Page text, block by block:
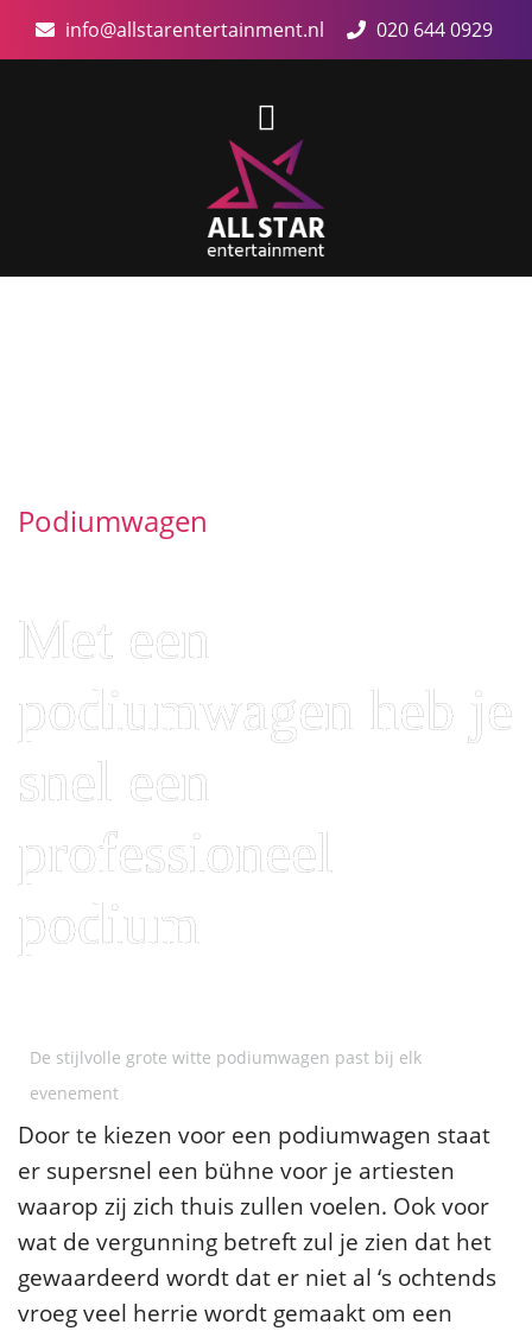
info@allstarentertainment.nl 020 644 0929
Podiumwagen
Met een
podiumwagen heb je
snel een
professioneel
podium
De stijlvolle grote witte podiumwagen past bij elk
evenement
Door te kiezen voor een podiumwagen staat
er supersnel een bühne voor je artiesten
waarop zij zich thuis zullen voelen. Ook voor
wat de vergunning betreft zul je zien dat het
gewaardeerd wordt dat er niet al ‘s ochtends
vroeg veel herrie wordt gemaakt om een